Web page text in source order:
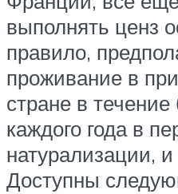
выполнять ценз
правило,
проживание в
стране в
каждого года в
натурализации,
Доступны